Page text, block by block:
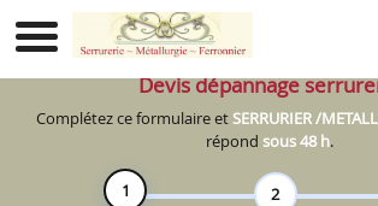
SERRURIER /
Devis dépannage
Complétez ce formulaire etSERRURIER /
répond sous 48 h.
1 2